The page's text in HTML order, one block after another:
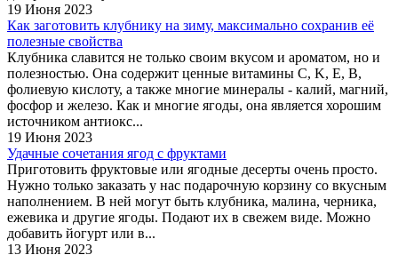
19 Июня 2023
Как заготовить клубнику на зиму, максимально сохранив её
полезные свойства
Клубника славится не только своим вкусом и ароматом, но и
полезностью. Она содержит ценные витамины C, K, E, B,
фолиевую кислоту, а также многие минералы - калий, магний,
фосфор и железо. Как и многие ягоды, она является хорошим
источником антиокс...
19 Июня 2023
Удачные сочетания ягод с фруктами
Приготовить фруктовые или ягодные десерты очень просто.
Нужно только заказать у нас подарочную корзину со вкусным
наполнением. В ней могут быть клубника, малина, черника,
ежевика и другие ягоды. Подают их в свежем виде. Можно
добавить йогурт или в...
13 Июня 2023